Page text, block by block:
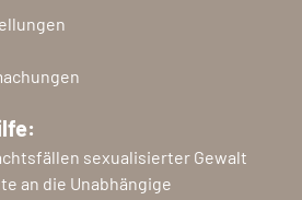
sexualisierter Gewalt
an die Unabhängige